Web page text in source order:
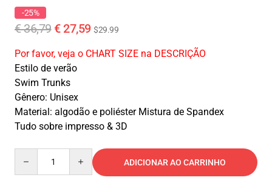
-25%
€ 36,79 € 27,59 $29.99
Por favor, veja o CHART SIZE na DESCRIÇÃO
Estilo de verão
Swim Trunks
Gênero: Unisex
Material: algodão e poliéster Mistura de Spandex
Tudo sobre impresso & 3D
ADICIONAR AO CARRINHO